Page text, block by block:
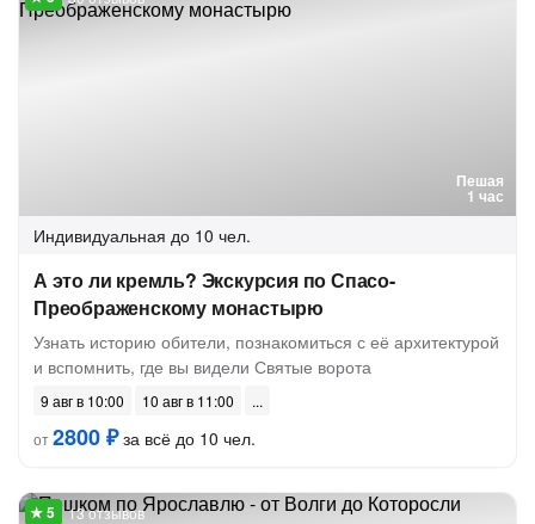
Пешая
1 час
Индивидуальная до 10 чел.
А это ли кремль? Экскурсия по Спасо-
Преображенскому монастырю
Узнать историю обители, познакомиться с её архитектурой
и вспомнить, где вы видели Святые ворота
9 авг в 10:00
10 авг в 11:00
от2800 ₽за всё до 10 чел.
13 отзывов